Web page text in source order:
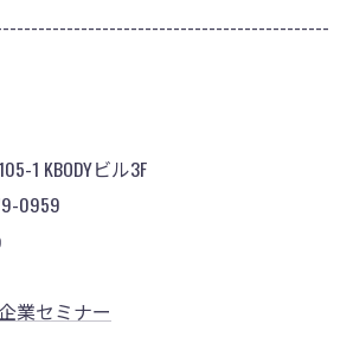
1 KBODYビル3F
0959
業セミナー